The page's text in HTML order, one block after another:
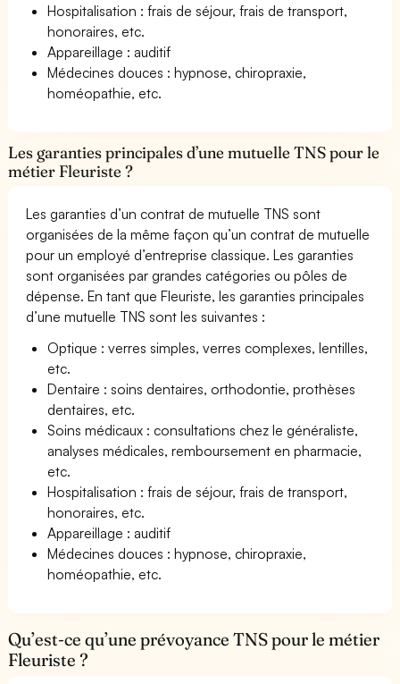
Hospitalisation : frais de séjour, frais de transport,
honoraires, etc.
Appareillage : auditif
Médecines douces : hypnose, chiropraxie,
homéopathie, etc.
Les garanties principales d’une mutuelle TNS pour le
métier Fleuriste ?
Les garanties d’un contrat de mutuelle TNS sont
organisées de la même façon qu’un contrat de mutuelle
pour un employé d’entreprise classique. Les garanties
sont organisées par grandes catégories ou pôles de
dépense. En tant que Fleuriste, les garanties principales
d’une mutuelle TNS sont les suivantes :
Optique : verres simples, verres complexes, lentilles,
etc.
Dentaire : soins dentaires, orthodontie, prothèses
dentaires, etc.
Soins médicaux : consultations chez le généraliste,
analyses médicales, remboursement en pharmacie,
etc.
Hospitalisation : frais de séjour, frais de transport,
honoraires, etc.
Appareillage : auditif
Médecines douces : hypnose, chiropraxie,
homéopathie, etc.
Qu’est-ce qu’une prévoyance TNS pour le métier
Fleuriste ?